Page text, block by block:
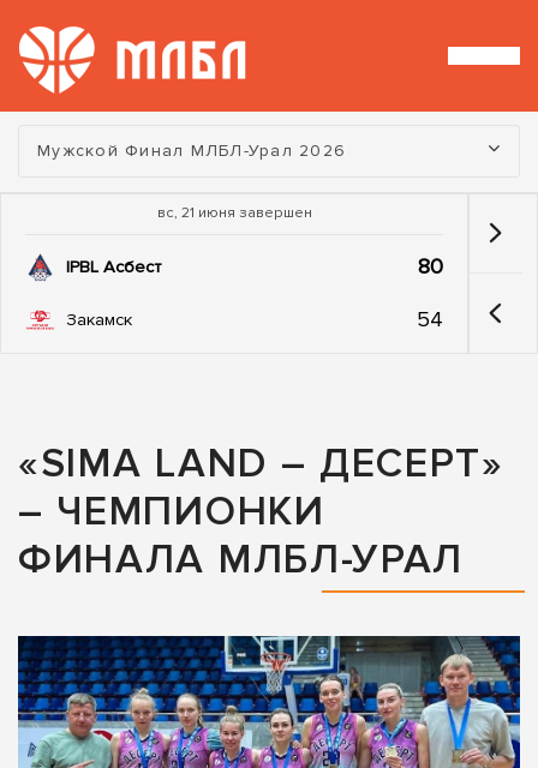
Турнир:
Мужской Финал МЛБЛ-Урал 2026
вс, 21 июня завершен
IPBL Асбест 80
Закамск 54
«SIMA LAND – ДЕСЕРТ»
– ЧЕМПИОНКИ
ФИНАЛА МЛБЛ-УРАЛ